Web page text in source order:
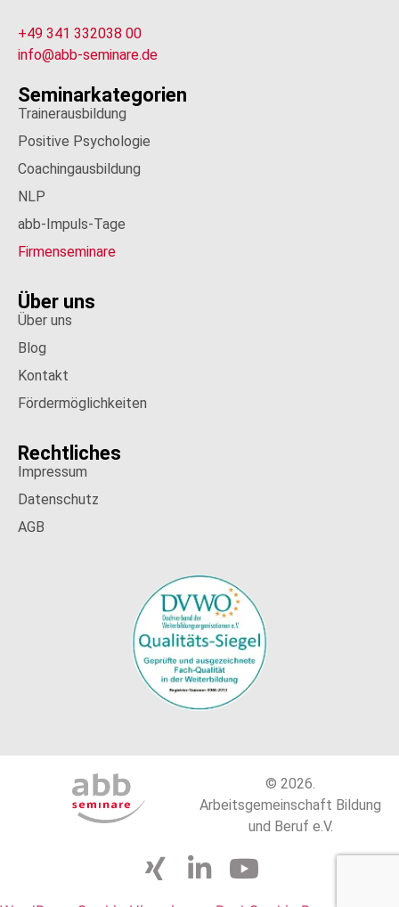
+49 341 332038 00
info@abb-seminare.de
Seminarkategorien
Trainerausbildung
Positive Psychologie
Coachingausbildung
NLP
abb-Impuls-Tage
Firmenseminare
Über uns
Über uns
Blog
Kontakt
Fördermöglichkeiten
Rechtliches
Impressum
Datenschutz
AGB
© 2026.
Arbeitsgemeinschaft Bildung
und Beruf e.V.